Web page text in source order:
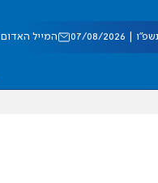
08/2026 המייל האדום